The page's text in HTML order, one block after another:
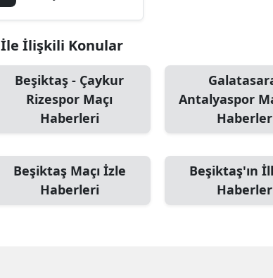
İzmir
Kars
Kastamonu
Kayseri
Kırklareli
Kırşehir
İle İlişkili Konular
Beşiktaş - Çaykur
Rizespor Maçı
Haberleri
Antalyaspor
Beşiktaş Maçı İzle
Haberleri
Beşiktaş'ın